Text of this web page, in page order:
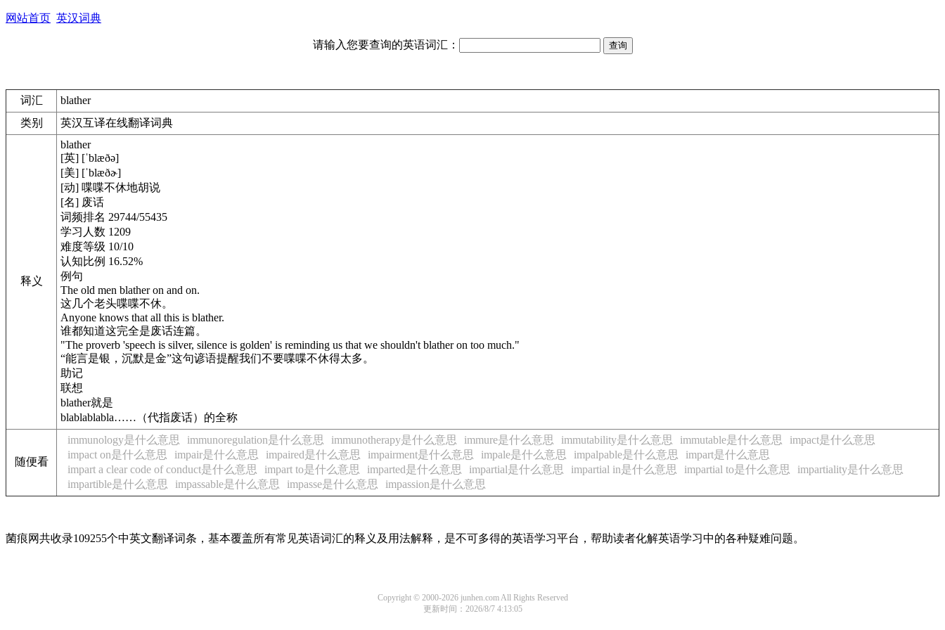
网站首页 英汉词典
请输入您要查询的英语词汇：
词汇
blather
类别
英汉互译在线翻译词典
释义
blather
[英] [ˈblæðə]
[美] [ˈblæðɚ]
[动] 喋喋不休地胡说
[名] 废话
词频排名 29744/55435
学习人数 1209
难度等级 10/10
认知比例 16.52%
例句
The old men blather on and on.
这几个老头喋喋不休。
Anyone knows that all this is blather.
谁都知道这完全是废话连篇。
"The proverb 'speech is silver, silence is golden' is reminding us that we shouldn't blather on too much."
“能言是银，沉默是金”这句谚语提醒我们不要喋喋不休得太多。
助记
联想
blather就是
blablablabla……（代指废话）的全称
随便看
immunology是什么意思 immunoregulation是什么意思 immunotherapy是什么意思 immure是什么意思 immutability是什么意思 immutable是什么意思
impact是什么意思
impact on是什么意思
impair是什么意思 impaired是什么意思 impairment是什么意思 impale是什么意思 impalpable是什么意思
impart是什么意思
impart a clear code of conduct是什么意思
impart to是什么意思 imparted是什么意思 impartial是什么意思 impartial in是什么意思 impartial to是什么意思
impartiality是什么意思
impartible是什么意思
impassable是什么意思 impasse是什么意思 impassion是什么意思
菌痕网共收录109255个中英文翻译词条，基本覆盖所有常见英语词汇的释义及用法解释，是不可多得的英语学习平台，帮助读者化解英语学习中的各种疑难问题。
Copyright © 2000-2026 junhen.com All Rights Reserved
更新时间：2026/8/7 4:13:05